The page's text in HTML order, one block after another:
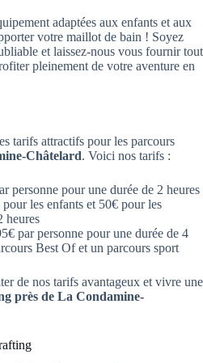
adaptées aux enfants et aux
votre maillot de bain ! Soyez
et laissez-nous vous fournir tout
pleinement de votre aventure en
tarifs attractifs pour les parcours
Châtelard. Voici nos tarifs :
personne pour une durée de 2 heures
pour les enfants et 50€ pour les
heures
par personne pour une durée de 4
Best Of et un parcours sport
de nos tarifs avantageux et vivre une
près de La Condamine-